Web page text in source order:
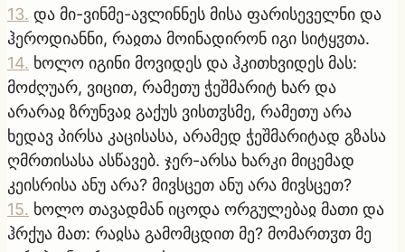
13. და მი-ვინმე-ავლინნეს მისა ფარისეველნი და
ჰეროდიანნი, რაჲთა მოინადირონ იგი სიტყჳთა.
14. ხოლო იგინი მოვიდეს და ჰკითხვიდეს მას:
მოძღუარ, ვიცით, რამეთუ ჭეშმარიტ ხარ და
არარაჲ ზრუნვაჲ გაქუს ვისთჳსმე, რამეთუ არა
ხედავ პირსა კაცისასა, არამედ ჭეშმარიტად გზასა
ღმრთისასა ასწავებ. ჯერ-არსა ხარკი მიცემად
კეისრისა ანუ არა? მივსცეთ ანუ არა მივსცეთ?
15. ხოლო თავადმან იცოდა ორგულებაჲ მათი და
ჰრქუა მათ: რაჲსა გამომცდით მე? მომართჳთ მე